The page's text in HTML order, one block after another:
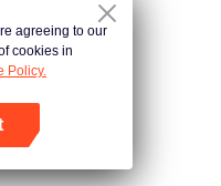
agreeing to our
cookies in
Policy.